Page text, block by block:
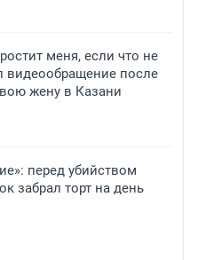
меня, если что не
видеообращение после
жену в Казани
перед убийством
забрал торт на день